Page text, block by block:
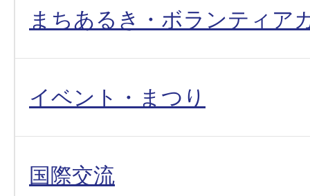
まちあるき・ボランティア
イベント・まつり
国際交流